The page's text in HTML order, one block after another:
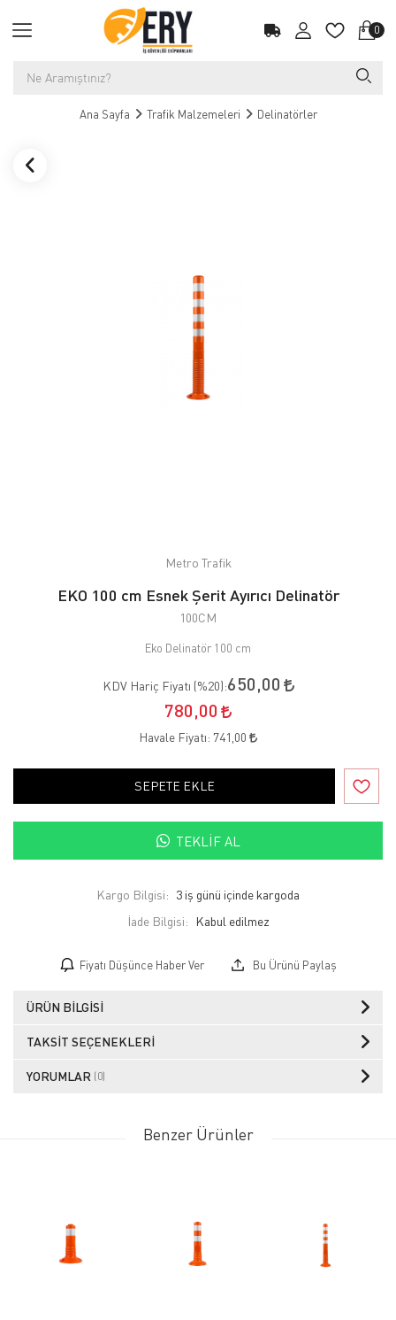
0
Ana Sayfa Trafik Malzemeleri Delinatörler
Metro Trafik
EKO 100 cm Esnek Şerit Ayırıcı Delinatör
100CM
Eko Delinatör 100 cm
KDV Hariç Fiyatı (%20):650,00
780,00
Havale Fiyatı: 741,00
SEPETE EKLE
TEKLIF AL
Kargo Bilgisi: 3 iş günü içinde kargoda
İade Bilgisi:
Fiyatı Düşünce Haber Ver Bu Ürünü Paylaş
ÜRÜN BILGISI
TAKSIT SEÇENEKLERI
YORUMLAR (0)
Benzer Ürünler